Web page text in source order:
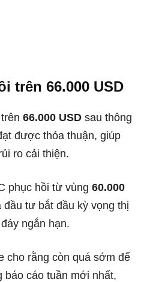
trên 66.000 USD
66.000 USD sau thông
được thỏa thuận, giúp
ro cải thiện.
phục hồi từ vùng 60.000
đầu tư bắt đầu kỳ vọng thị
ngắn hạn.
cho rằng còn quá sớm để
báo cáo tuần mới nhất,